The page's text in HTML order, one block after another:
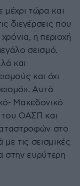
τώρα και
διεγέρσεις που
η περιοχή
σεισμό.
και
και όχι
Αυτά
Μακεδονικό
του ΟΑΣΠ και
στο
τις σεισμικές
στην ευρύτερη